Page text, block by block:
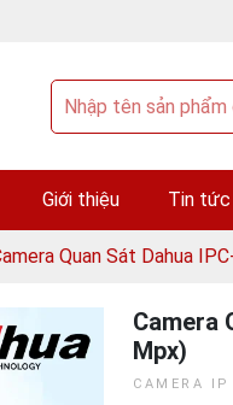
Giới thiệu Tin tức
Quan Sát Dahua
Camera
Mpx)
CAMERA IP